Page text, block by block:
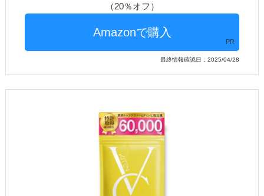
（20％オフ）
PR
最終情報確認日：2025/04/28